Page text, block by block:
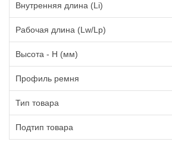
Внутренняя длина (Li)
Рабочая длина (Lw/Lp)
Высота - H (мм)
Профиль ремня
Тип товара
Подтип товара